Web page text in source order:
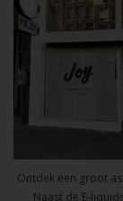
Ontdek een groot
Naast de E-